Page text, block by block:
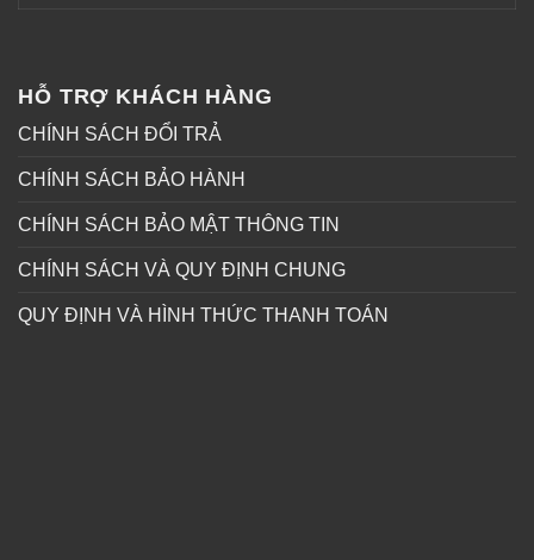
HỖ TRỢ KHÁCH HÀNG
CHÍNH SÁCH ĐỔI TRẢ
CHÍNH SÁCH BẢO HÀNH
CHÍNH SÁCH BẢO MẬT THÔNG TIN
CHÍNH SÁCH VÀ QUY ĐỊNH CHUNG
QUY ĐỊNH VÀ HÌNH THỨC THANH TOÁN